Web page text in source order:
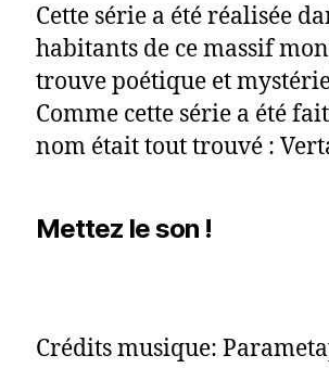
Cette série a été réalisée
habitants de ce massif
trouve poétique et
Comme cette série a été
nom était tout trouvé :
Mettez le son !
Crédits musique: